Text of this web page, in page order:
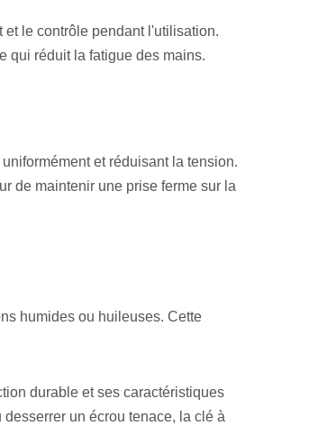
le contrôle pendant l'utilisation.
qui réduit la fatigue des mains.
et réduisant la tension.
de maintenir une prise ferme sur la
humides ou huileuses. Cette
durable et ses caractéristiques
un écrou tenace, la clé à